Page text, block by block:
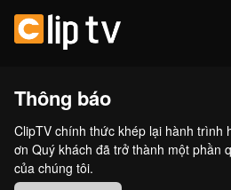
Thông báo
ClipTV chính thức khép lại hành trình
ơn Quý khách đã trở thành một phần
của chúng tôi.